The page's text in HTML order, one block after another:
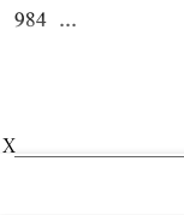
984 ...
X